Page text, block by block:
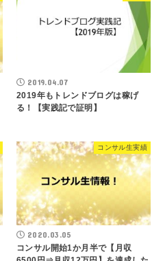
2019.04.07
2019年もトレンドブログは稼げ
る！【実践記で証明】
コンサル生実績
2020.03.05
コンサル開始1か月半で【月収